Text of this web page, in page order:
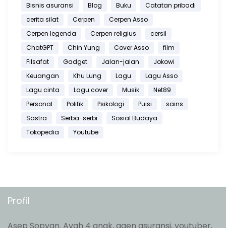
Bisnis asuransi
Blog Buku
Catatan pribadi
cerita silat
Cerpen
Cerpen Asso
Cerpen legenda
Cerpen religius
cersil
ChatGPT
Chin Yung Cover Asso
film
Filsafat
Gadget Jalan-jalan
Jokowi
Keuangan
Khu Lung Lagu
Lagu Asso
Lagu cinta
Lagu cover Musik
Net89
Personal
Politik Psikologi Puisi
sains
Sastra
Serba-serbi
Sosial Budaya
Tokopedia
Youtube
Profil